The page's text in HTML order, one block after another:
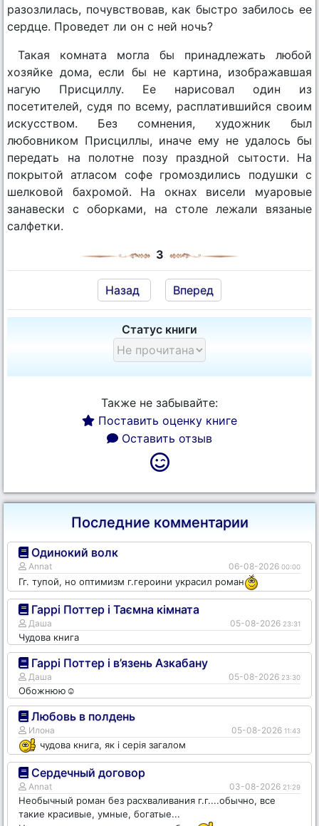
разозлилась, почувствовав, как быстро забилось ее
сердце. Проведет ли он с ней ночь?
Такая комната могла бы принадлежать любой
хозяйке дома, если бы не картина, изображавшая
нагую Присциллу. Ее нарисовал один из
посетителей, судя по всему, расплатившийся своим
искусством. Без сомнения, художник был
любовником Присциллы, иначе ему не удалось бы
передать на полотне позу праздной сытости. На
покрытой атласом софе громоздились подушки с
шелковой бахромой. На окнах висели муаровые
занавески с оборками, на столе лежали вязаные
салфетки.
3
Назад Вперед
Статус книги
Также не забывайте:
Поставить оценку книге
Оставить отзыв
Последние комментарии
Одинокий волк
Annat 06-08-2026 00:00
Гг. тупой, но оптимизм г.героини украсил роман
Гаррі Поттер і Таємна кімната
Даша 05-08-2026 23:31
Чудова книга
Гаррі Поттер і в’язень Азкабану
Даша 05-08-2026 23:30
Обожнюю☺️
Любовь в полдень
Илона 05-08-2026 11:43
чудова книга, як і серія загалом
Сердечный договор
Annat 03-08-2026 21:29
Необычный роман без расхваливания г.г....обычно, все
такие красивые, умные, богатые...